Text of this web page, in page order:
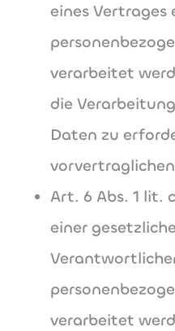
eines Vertrages
verarbeitet
die
Daten zu
Art. 6 Abs. 1 lit.
einer
verarbeitet